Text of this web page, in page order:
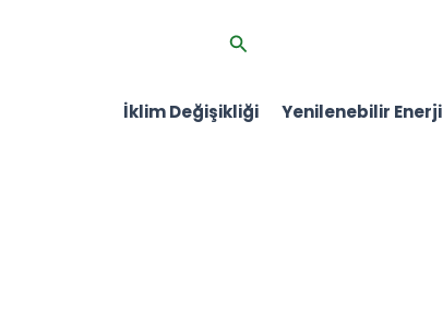
Arama
İklim Değişikliği Yenilenebilir Enerji